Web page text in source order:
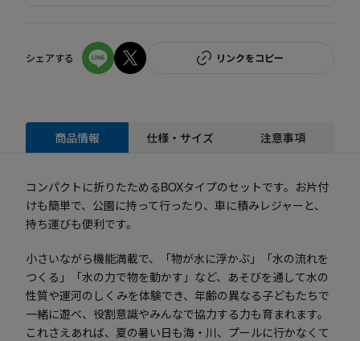
シェアする リンクをコピー
商品情報 仕様・サイズ 注意事項
コンパクトに折りたためるBOXタイプのセットです。お片付
けも簡単で、公園に持って行ったり、車に積みレジャーと、
持ち運びも便利です。
小さいながら機能満載で、「物が水に浮かぶ」「水の流れを
つくる」「水の力で物を動かす」など、あそびを通して水の
性質や運河のしくみを体験でき、年齢の異なる子どもたちで
一緒に遊べ、役割意識やみんなで協力する力も育まれます。
これさえあれば、夏の暑い日も海・川、プールに行かなくて